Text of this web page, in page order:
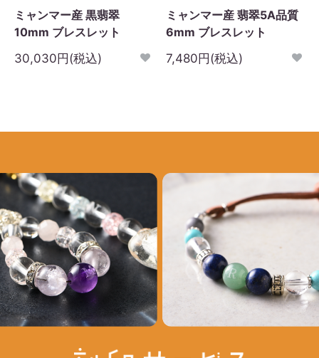
ミャンマー産 黒翡翠
10mm ブレスレット
30,030円(税込)
ミャンマー産 翡翠5A品質
6mm ブレスレット
7,480円(税込)